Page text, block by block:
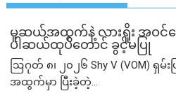
မူဆယ်အထွက်နဲ့ လားရှိုး အဝင်တွ
ပါဆယ်ထုပ်တောင် ခွင့်မပြု
ဩဂုတ် ၈၊ ၂၀၂၆ Shy V (VOM) ရှ
အထွက်မှာ ပြီးခဲ့တဲ့...